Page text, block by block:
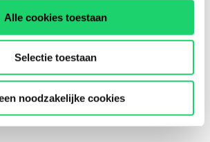
Alle cookies toestaan
Selectie toestaan
noodzakelijke cookies